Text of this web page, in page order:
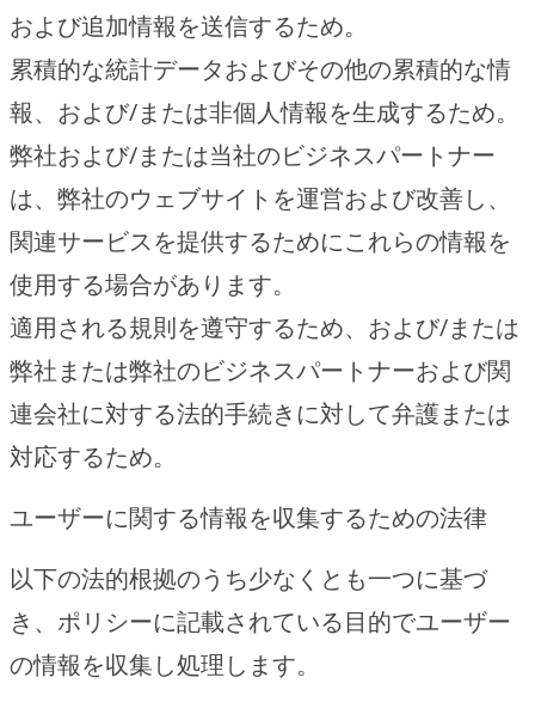
および追加情報を送信するため。
累積的な統計データおよびその他の累積的な情
報、および/または非個人情報を生成するため。
弊社および/または当社のビジネスパートナー
は、弊社のウェブサイトを運営および改善し、
関連サービスを提供するためにこれらの情報を
使用する場合があります。
適用される規則を遵守するため、および/または
弊社または弊社のビジネスパートナーおよび関
連会社に対する法的手続きに対して弁護または
対応するため。
ユーザーに関する情報を収集するための法律
以下の法的根拠のうち少なくとも一つに基づ
き、ポリシーに記載されている目的でユーザー
の情報を収集し処理します。